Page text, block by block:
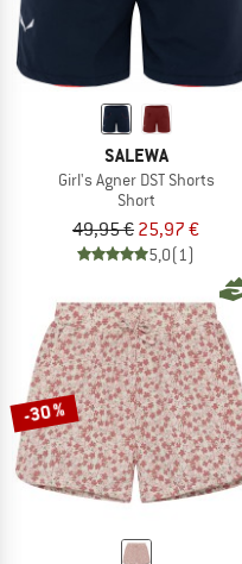
SALEWA
Girl's Agner DST Shorts
Short
49,95 € 25,97 €
5,0(1)
-30 %